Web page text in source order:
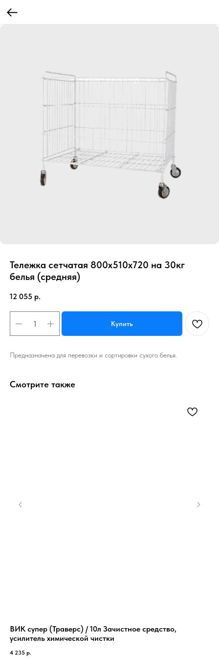
Тележка сетчатая 800х510х720 на 30кг
белья (средняя)
12 055 р.
Купить
Предназначена для перевозки и сортировки сухого белья.
Смотрите также
ВИК супер (Траверс) / 10л Зачистное средство,
усилитель химической чистки
4 235 р.